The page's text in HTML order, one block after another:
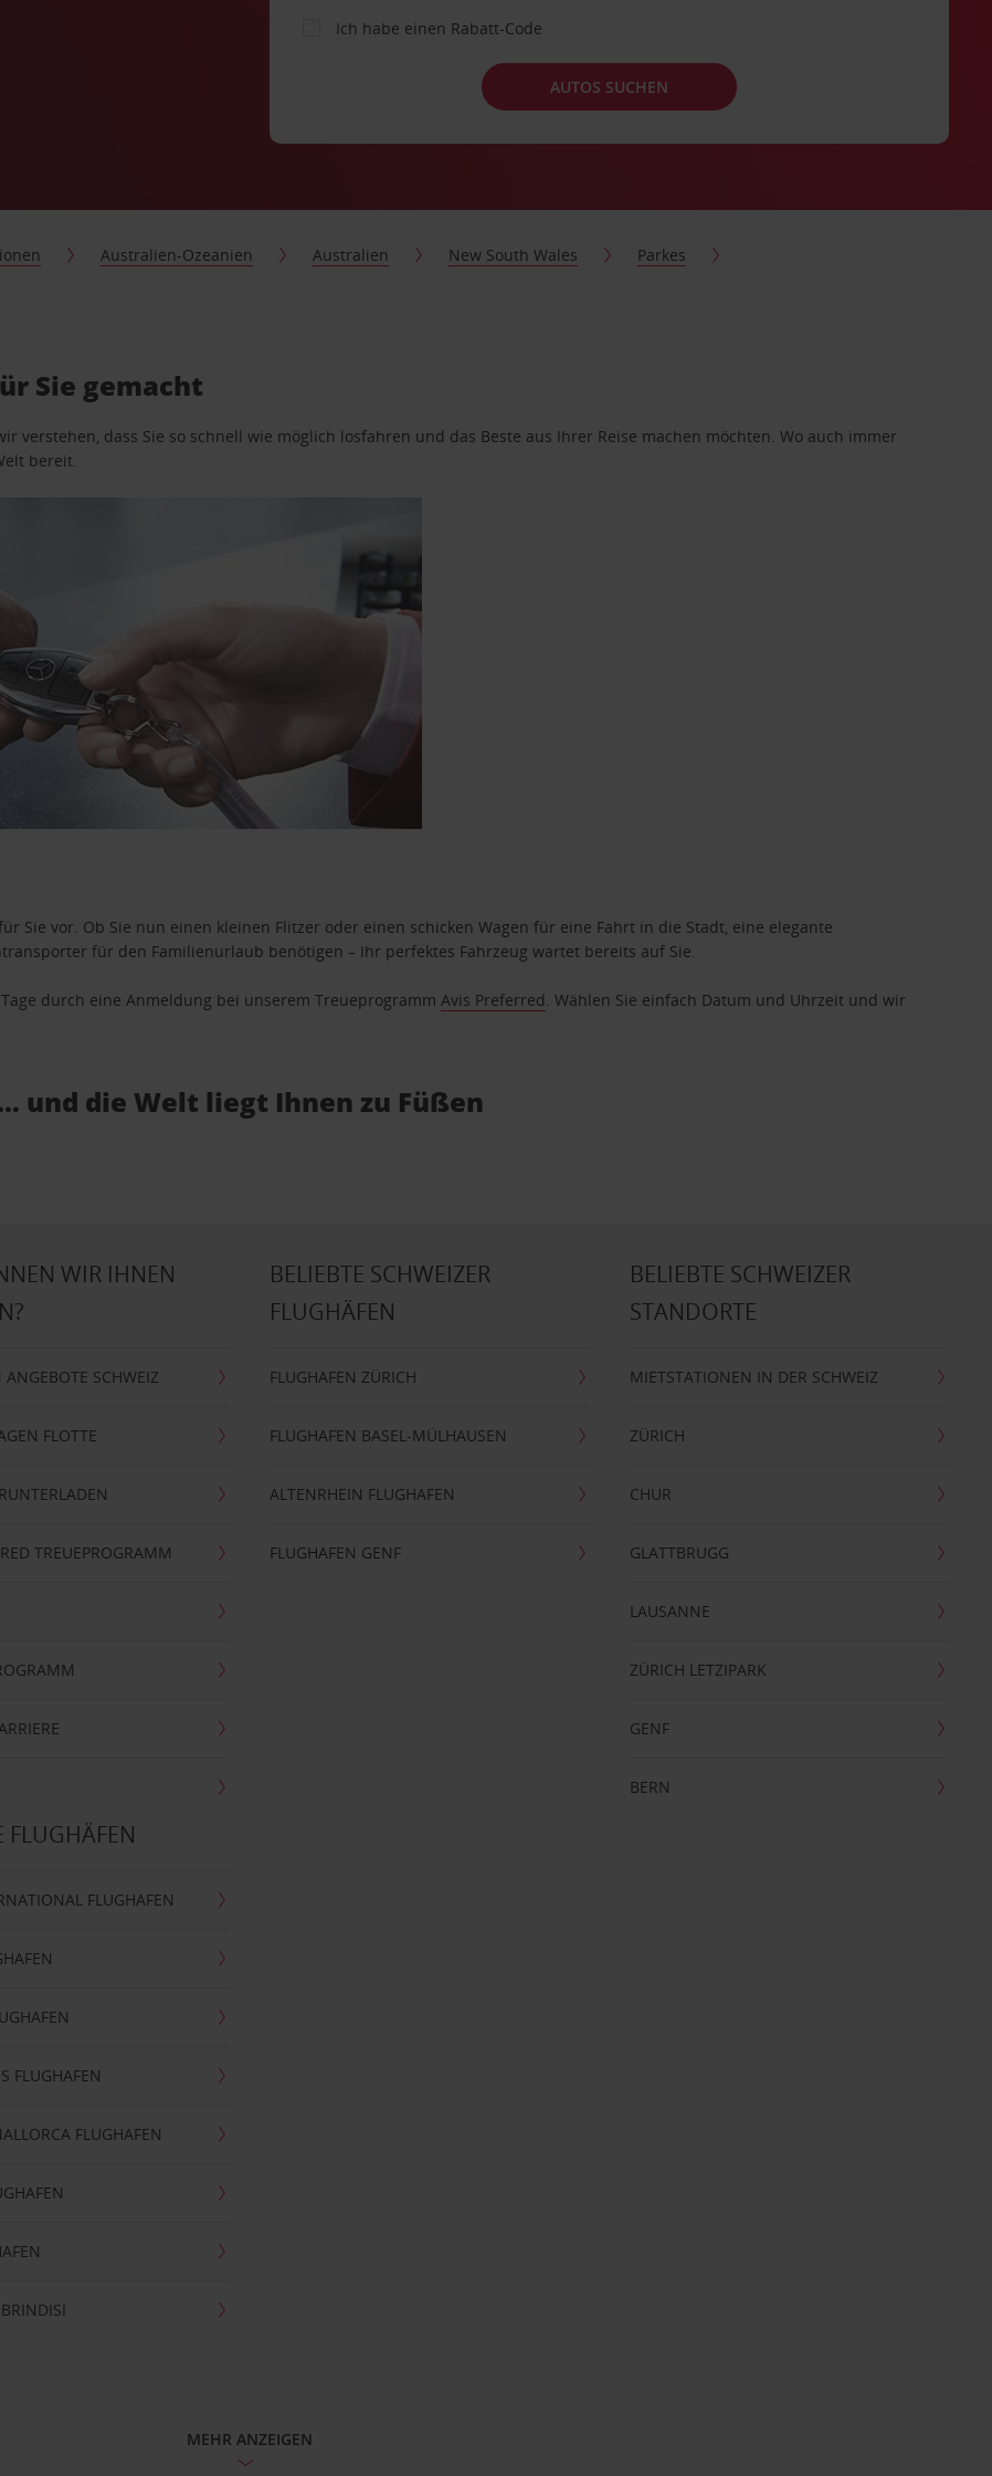
Ich habe einen Rabatt-Code
AUTOS SUCHEN
Australien-Ozeanien Australien New South Wales
Parkes
Sie gemacht
verstehen, dass Sie so schnell wie möglich losfahren und das Beste aus Ihrer Reise machen möchten. Wo auch immer
bereit.
Sie vor. Ob Sie nun einen kleinen Flitzer oder einen schicken Wagen für eine Fahrt in die Stadt, eine elegante
für den Familienurlaub benötigen – Ihr perfektes Fahrzeug wartet bereits auf Sie.
durch eine Anmeldung bei unserem TreueprogrammAvis Preferred. Wählen Sie einfach Datum und Uhrzeit und wir
und die Welt liegt Ihnen zu Füßen
WIR IHNEN
SCHWEIZ
FLOTTE
TREUEPROGRAMM
BELIEBTE SCHWEIZER
FLUGHÄFEN
FLUGHAFEN ZÜRICH
FLUGHAFEN BASEL-MÜLHAUSEN
ALTENRHEIN FLUGHAFEN
FLUGHAFEN GENF
BELIEBTE SCHWEIZER
STANDORTE
MIETSTATIONEN IN DER SCHWEIZ
ZÜRICH
CHUR
GLATTBRUGG
LAUSANNE
ZÜRICH LETZIPARK
GENF
BERN
FLUGHÄFEN
FLUGHAFEN
FLUGHAFEN
FLUGHAFEN
MEHR ANZEIGEN